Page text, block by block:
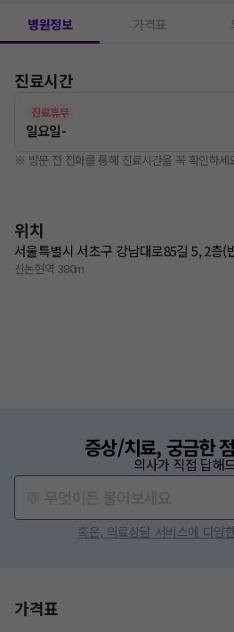
백내장수술 (다초점)
망막열공치료
녹내장치료1
병원정보 가격표
진료시간
진료휴무
일요일-
※ 방문 전 전화를 통해 진료시간을 꼭 확인하세
위치
서울특별시 서초구 강남대로85길 5, 2층(
신논현역 380m
증상/치료, 궁금한
의사가 직접 답해
혹은, 의료상담 서비스에 다양
가격표